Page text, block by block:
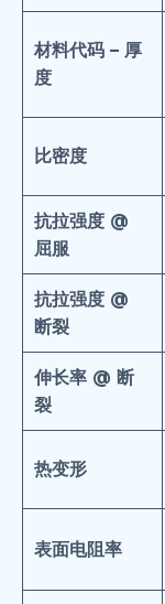
材料代码 – 厚
度
比密度
抗拉强度 @
屈服
抗拉强度 @
断裂
伸长率 @ 断
裂
热变形
表面电阻率